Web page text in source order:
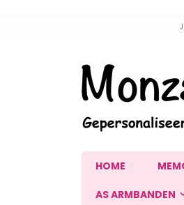
inhoud
HOME
AS ARMBANDEN